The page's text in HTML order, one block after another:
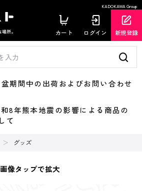
KADOKAWA Group
カート ログイン 新規登録
間中の出荷およびお問い合わせ
年熊本地震の影響による商品の
て
グッズ
画像タップで拡大